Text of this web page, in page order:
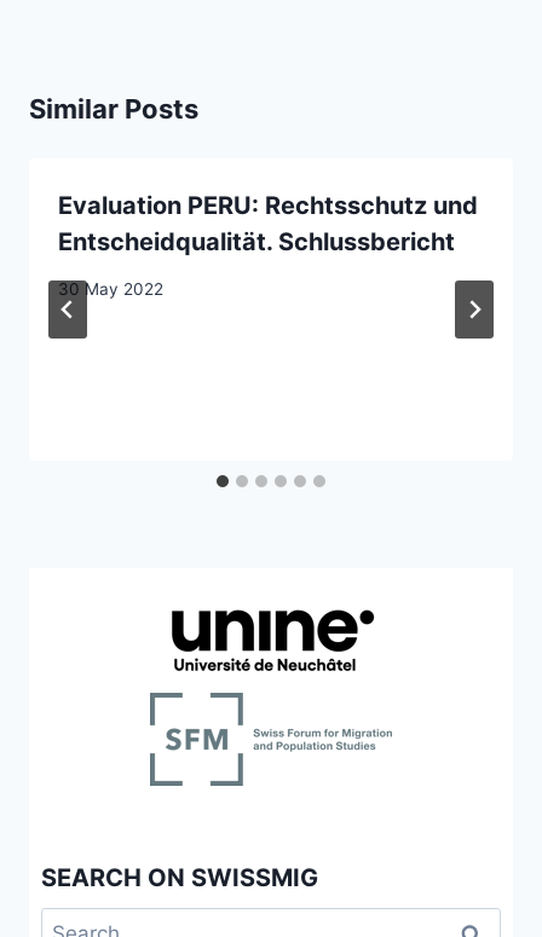
Similar Posts
Evaluation PERU: Rechtsschutz und
Entscheidqualität. Schlussbericht
30 May 2022
SEARCH ON SWISSMIG
Search